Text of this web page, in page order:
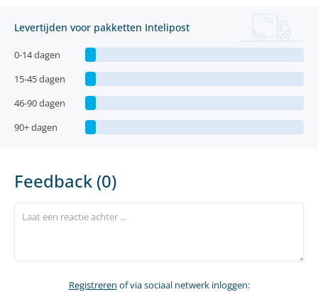
Levertijden voor pakketten Intelipost
0-14 dagen
15-45 dagen
46-90 dagen
90+ dagen
Feedback (0)
Registreren of via sociaal netwerk inloggen: